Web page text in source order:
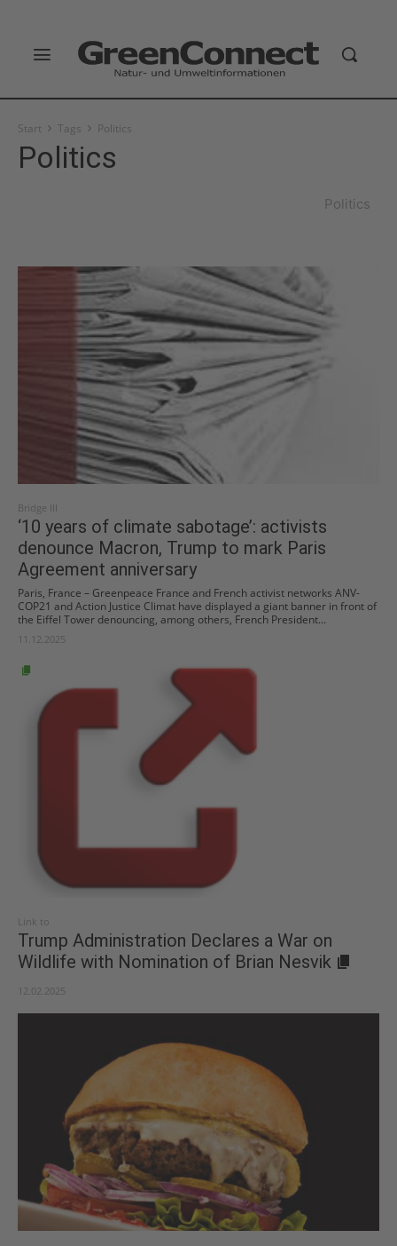
Start Tags Politics
Politics
Politics
Bridge III
‘10 years of climate sabotage’: activists
denounce Macron, Trump to mark Paris
Agreement anniversary
Paris, France – Greenpeace France and French activist networks ANV-
COP21 and Action Justice Climat have displayed a giant banner in front of
the Eiffel Tower denouncing, among others, French President...
11.12.2025
Link to
Trump Administration Declares a War on
Wildlife with Nomination of Brian Nesvik
12.02.2025